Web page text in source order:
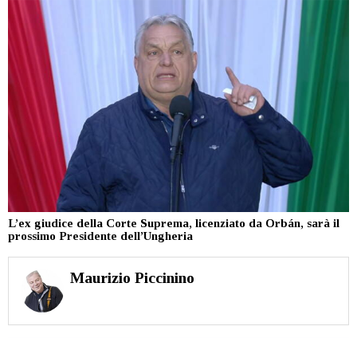
L’ex giudice della Corte Suprema, licenziato da Orbán, sarà il
prossimo Presidente dell’Ungheria
Maurizio Piccinino